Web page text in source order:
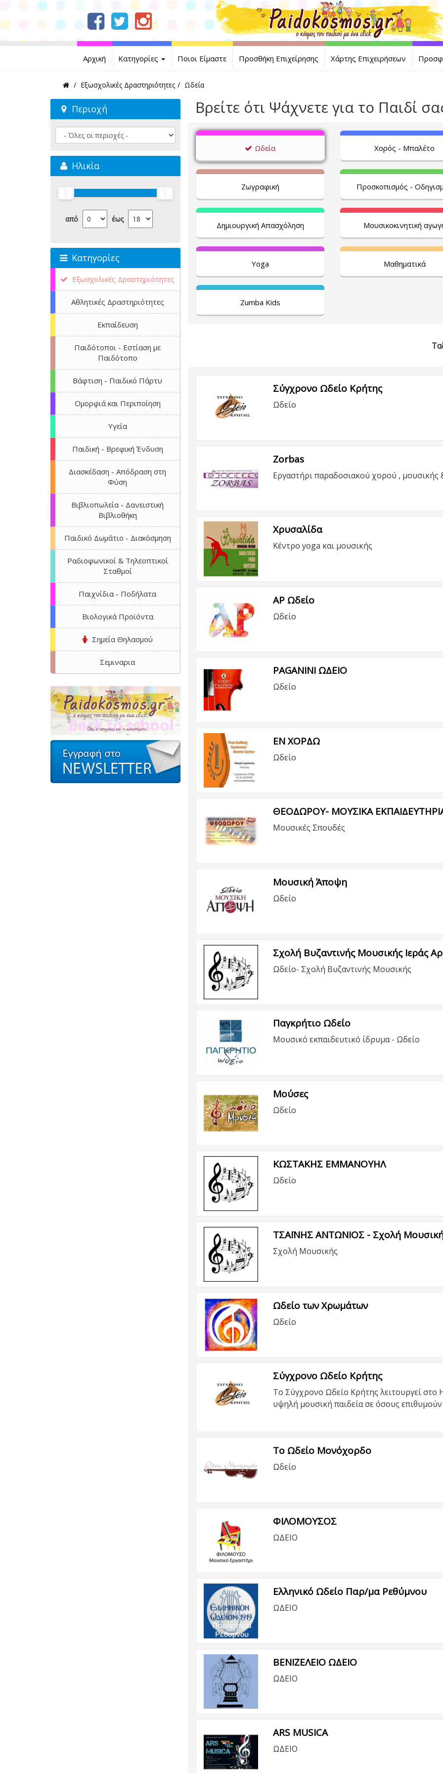
Αρχική Κατηγορίες Ποιοι Είμαστε Προσθήκη Επιχείρησης Χάρτης Επιχειρήσεων
Εξωσχολικές Δραστηριότητες Ωδεία
Περιοχή
Ηλικία
από έως
Κατηγορίες
Εξωσχολικές Δραστηριότητες
Αθλητικές Δραστηριότητες
Εκπαίδευση
Παιδότοποι - Εστίαση με
Παιδότοπο
Βάφτιση - Παιδικό Πάρτυ
Ομορφιά και Περιποίηση
Υγεία
Παιδική - Βρεφική Ένδυση
Διασκέδαση - Απόδραση στη
Φύση
Βιβλιοπωλεία - Δανειστική
Βιβλιοθήκη
Παιδικό Δωμάτιο - Διακόσμηση
Ραδιοφωνικοί & Τηλεοπτικοί
Σταθμοί
Παιχνίδια - Ποδήλατα
Βιολογικά Προϊόντα
Σημεία Θηλασμού
Σεμιναρια
Βρείτε ότι Ψάχνετε για το Παιδί
Ωδεία Χορός - Μπαλέτο
Ζωγραφική Προσκοπισμός -
Δημιουργική Απασχόληση Μουσικοκινητική
Yoga Μαθηματικά
Zumba Kids
Σύγχρονο Ωδείο Κρήτης
Ωδείο
Zorbas
Εργαστήρι παραδοσιακού χορού , μουσικής
Χρυσαλίδα
Κέντρο yoga και μουσικής
ΑΡ Ωδείο
Ωδείο
PAGANINI ΩΔΕΙΟ
Ωδείο
ΕΝ ΧΟΡΔΩ
Ωδείο
ΘΕΟΔΩΡΟΥ- ΜΟΥΣΙΚΑ
Μουσικές Σπουδές
Μουσική Άποψη
Ωδείο
Σχολή Βυζαντινής Μουσικής Ιεράς
Ωδείο- Σχολή Βυζαντινής Μουσικής
Παγκρήτιο Ωδείο
Μουσικό εκπαιδευτικό ίδρυμα - Ωδείο
Μούσες
Ωδείο
ΚΩΣΤΑΚΗΣ ΕΜΜΑΝΟΥΗΛ
Ωδείο
ΤΣΑΪΝΗΣ ΑΝΤΩΝΙΟΣ - Σχολή
Σχολή Μουσικής
Ωδείο των Χρωμάτων
Ωδείο
Σύγχρονο Ωδείο Κρήτης
Το Σύγχρονο Ωδείο Κρήτης λειτουργεί
υψηλή μουσική παιδεία σε όσους
Το Ωδείο Μονόχορδο
Ωδείο
ΦΙΛΟΜΟΥΣΟΣ
ΩΔΕΙΟ
Ελληνικό Ωδείο Παρ/μα Ρεθύμνου
ΩΔΕΙΟ
ΒΕΝΙΖΕΛΕΙΟ ΩΔΕΙΟ
ΩΔΕΙΟ
ARS MUSICA
ΩΔΕΙΟ